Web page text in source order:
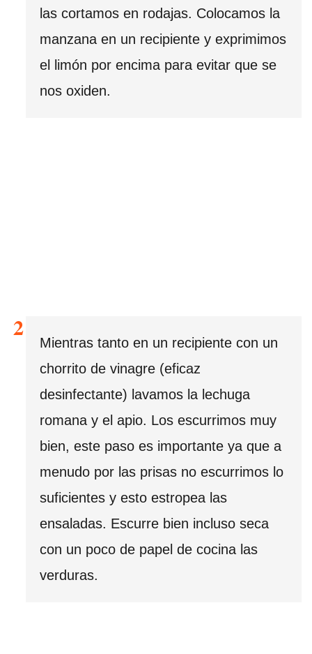
las cortamos en rodajas. Colocamos la
manzana en un recipiente y exprimimos
el limón por encima para evitar que se
nos oxiden.
Mientras tanto en un recipiente con un
chorrito de vinagre (eficaz
desinfectante) lavamos la lechuga
romana y el apio. Los escurrimos muy
bien, este paso es importante ya que a
menudo por las prisas no escurrimos lo
suficientes y esto estropea las
ensaladas. Escurre bien incluso seca
con un poco de papel de cocina las
verduras.